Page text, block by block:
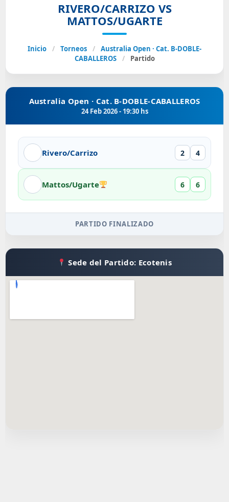
RIVERO/CARRIZO VS
MATTOS/UGARTE
Inicio / Torneos /
Australia Open · Cat. B-DOBLE-
CABALLEROS
/ Partido
Australia Open · Cat. B-DOBLE-CABALLEROS
24 Feb 2026 - 19:30 hs
Rivero/Carrizo 2 4
Mattos/Ugarte 6 6
PARTIDO FINALIZADO
Sede del Partido: Ecotenis